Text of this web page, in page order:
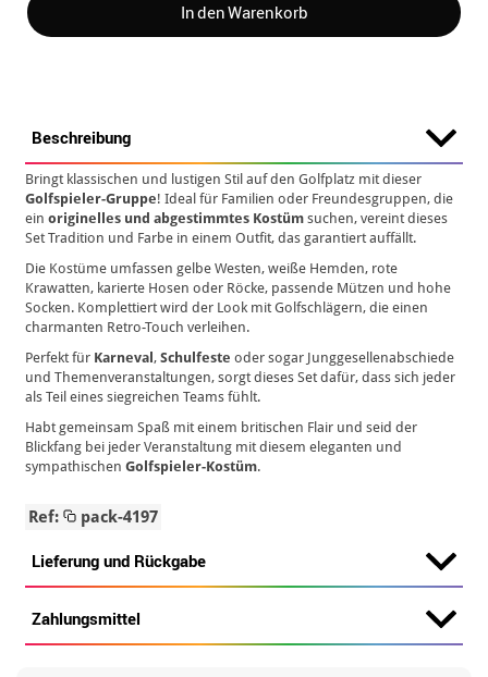
In den Warenkorb
Beschreibung
Bringt klassischen und lustigen Stil auf den Golfplatz mit dieser
Golfspieler-Gruppe! Ideal für Familien oder Freundesgruppen, die
einoriginelles und abgestimmtes Kostüm suchen, vereint dieses
Set Tradition und Farbe in einem Outfit, das garantiert auffällt.
Die Kostüme umfassen gelbe Westen, weiße Hemden, rote
Krawatten, karierte Hosen oder Röcke, passende Mützen und hohe
Socken. Komplettiert wird der Look mit Golfschlägern, die einen
charmanten Retro-Touch verleihen.
Perfekt für Karneval,Schulfeste oder sogar Junggesellenabschiede
und Themenveranstaltungen, sorgt dieses Set dafür, dass sich jeder
als Teil eines siegreichen Teams fühlt.
Habt gemeinsam Spaß mit einem britischen Flair und seid der
Blickfang bei jeder Veranstaltung mit diesem eleganten und
sympathischenGolfspieler-Kostüm.
Ref: pack-4197
Lieferung und Rückgabe
Zahlungsmittel